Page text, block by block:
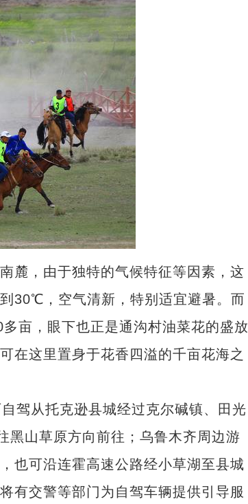
，由于独特的气候特征等因素，这
30℃，空气清新，特别适宜避暑。而
亩，眼下也正是通沟村油菜花的盛放
在这里置身于花香四溢的千亩花海之
从托克逊县城经过克尔碱镇、田光
黑山草原方向前往；乌鲁木齐周边游
也可沿连霍高速公路经小草湖至县城
有交警等部门为自驾车辆提供引导服